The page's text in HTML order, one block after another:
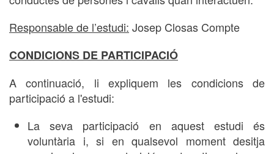
Responsable de l’estudi: Josep Closas Compte
CONDICIONS DE PARTICIPACIÓ
A continuació, li expliquem les condicions de
participació a l'estudi:
La seva participació en aquest estudi és
voluntària i, si en qualsevol moment desitja